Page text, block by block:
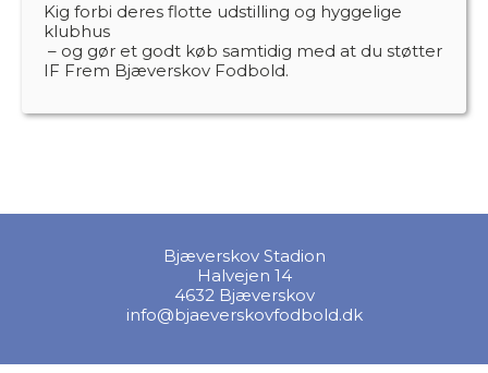
Kig forbi deres flotte udstilling og hyggelige
klubhus
– og gør et godt køb samtidig med at du støtter
IF Frem Bjæverskov Fodbold.
Bjæverskov Stadion
Halvejen 14
4632 Bjæverskov
info@bjaeverskovfodbold.dk